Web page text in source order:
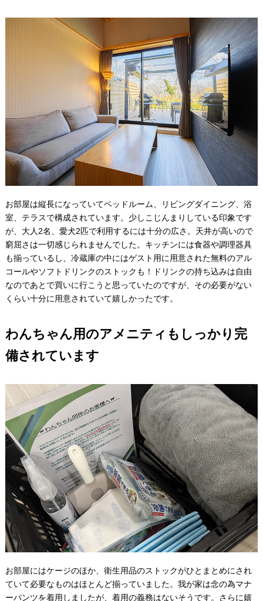
お部屋は縦長になっていてベッドルーム、リビングダイニング、浴
室、テラスで構成されています。少しこじんまりしている印象です
が、大人2名、愛犬2匹で利用するには十分の広さ。天井が高いので
窮屈さは一切感じられませんでした。キッチンには食器や調理器具
も揃っているし、冷蔵庫の中にはゲスト用に用意された無料のアル
コールやソフトドリンクのストックも！ドリンクの持ち込みは自由
なのであとで買いに行こうと思っていたのですが、その必要がない
くらい十分に用意されていて嬉しかったです。
わんちゃん用のアメニティもしっかり完
備されています
お部屋にはケージのほか、衛生用品のストックがひとまとめにされ
ていて必要なものはほとんど揃っていました。我が家は念の為マナ
ーパンツを着用しましたが、着用の義務はないそうです。さらに嬉